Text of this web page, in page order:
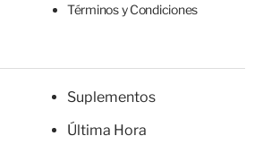
Términos y Condiciones
Suplementos
Última Hora